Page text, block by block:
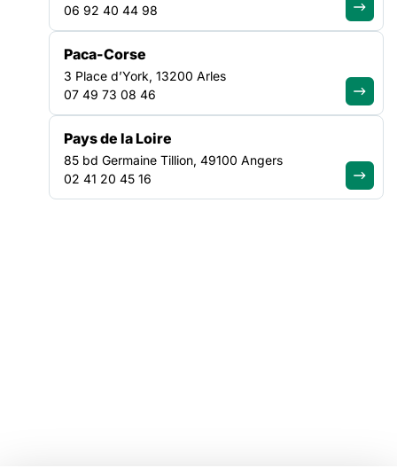
Nos missions
Nos Fédérations régionales
NOS LUTTES
Tous nos plaidoyers
Tous nos programmes
VOTRE ESPACE
06 92 40 44 98
Paca-Corse
3 Place d’York, 13200 Arles
07 49 73 08 46
Pays de la Loire
85 bd Germaine Tillion, 49100 Angers
02 41 20 45 16